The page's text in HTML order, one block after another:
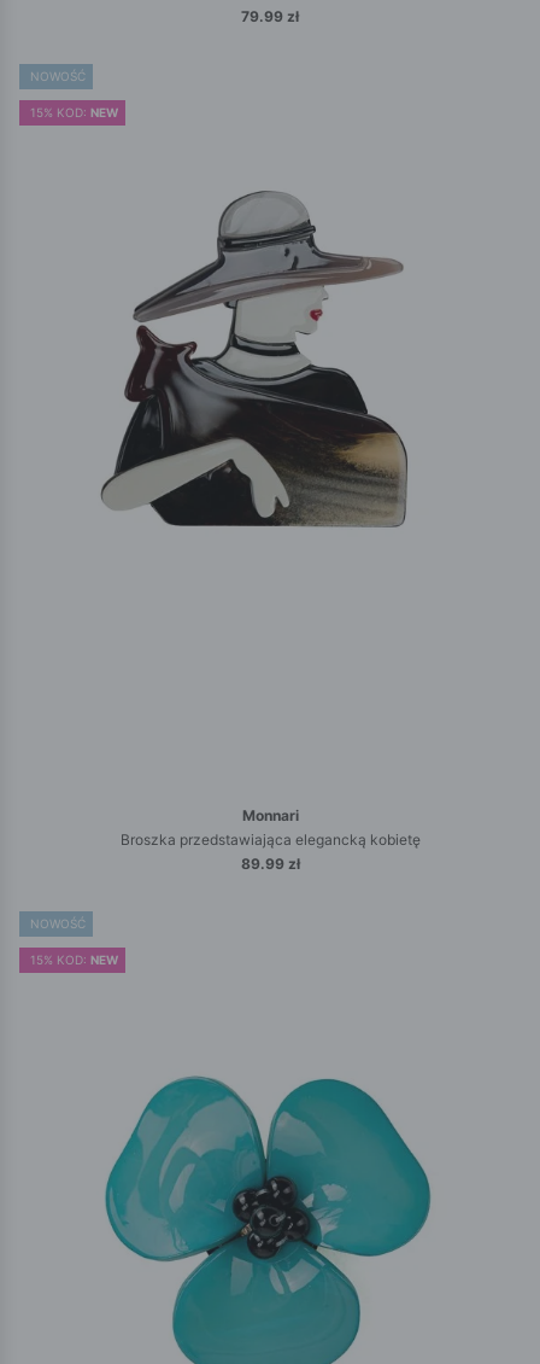
79.99 zł
NOWOŚĆ
15% KOD: NEW
Monnari
Broszka przedstawiająca elegancką kobietę
89.99 zł
NOWOŚĆ
15% KOD: NEW